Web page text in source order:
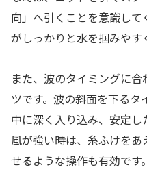
向」へ引くことを意識し
がしっかりと水を掴みやす
また、波のタイミングに
ツです。波の斜面を下る
中に深く入り込み、安定し
風が強い時は、糸ふけを
せるような操作も有効です。